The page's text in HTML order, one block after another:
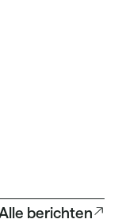
berichten